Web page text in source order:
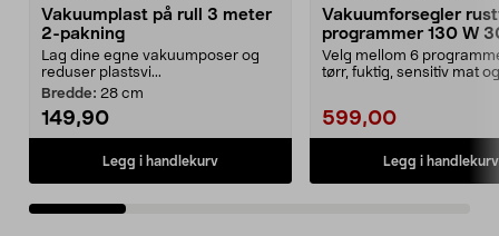
Vakuumplast på rull 3 meter
2-pakning
Lag dine egne vakuumposer og
reduser plastsvi...
Bredde: 28 cm
149,90
Legg i handlekurv
Vakuumforsegler
programmer 130 W
bredde
Velg mellom 6
tørr, fuktig, sensitiv mat og
599,00
Legg i handlekurv